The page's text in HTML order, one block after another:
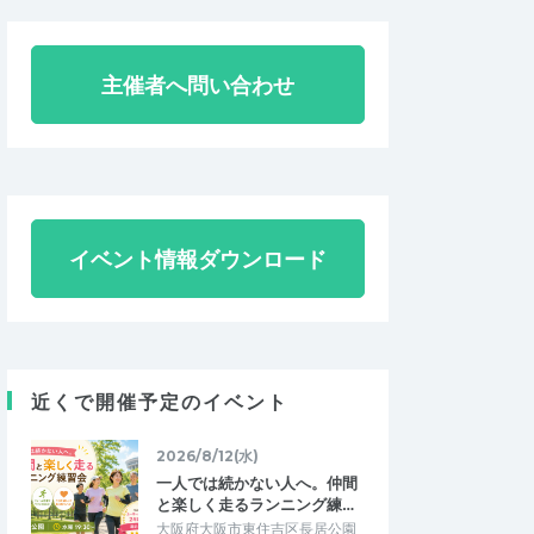
主催者へ問い合わせ
イベント情報ダウンロード
近くで開催予定のイベント
2026/8/12(水)
一人では続かない人へ。仲間
と楽しく走るランニング練…
大阪府大阪市東住吉区長居公園